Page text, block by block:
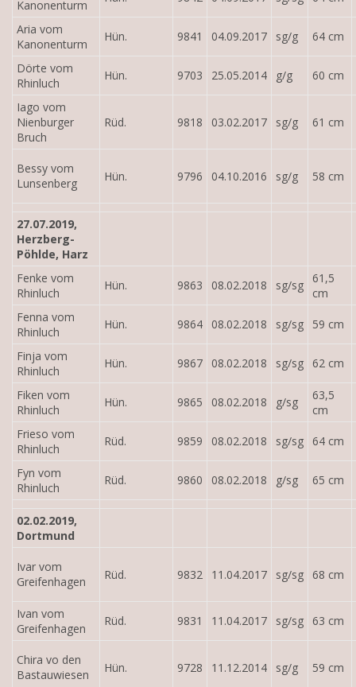
Kanonenturm
Aria vom
Kanonenturm
Hün. 9841 04.09.2017 sg/g 64 cm
Dörte vom
Rhinluch
Hün. 9703 25.05.2014 g/g 60 cm
Iago vom
Nienburger
Bruch
Rüd. 9818 03.02.2017 sg/g 61 cm
Bessy vom
Lunsenberg
Hün. 9796 04.10.2016 sg/g 58 cm
27.07.2019,
Herzberg-
Pöhlde, Harz
Fenke vom
Rhinluch
Hün. 9863 08.02.2018 sg/sg
61,5
cm
Fenna vom
Rhinluch
Hün. 9864 08.02.2018 sg/sg 59 cm
Finja vom
Rhinluch
Hün. 9867 08.02.2018 sg/sg 62 cm
Fiken vom
Rhinluch
Hün. 9865 08.02.2018 g/sg
63,5
cm
Frieso vom
Rhinluch
Rüd. 9859 08.02.2018 sg/sg 64 cm
Fyn vom
Rhinluch
Rüd. 9860 08.02.2018 g/sg 65 cm
02.02.2019,
Dortmund
Ivar vom
Greifenhagen
Rüd. 9832 11.04.2017 sg/sg 68 cm
Ivan vom
Greifenhagen
Rüd. 9831 11.04.2017 sg/sg 63 cm
Chira vo den
Bastauwiesen
Hün. 9728 11.12.2014 sg/g 59 cm